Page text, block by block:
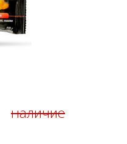
наличие